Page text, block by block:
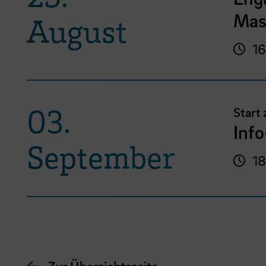
August
03.
September
Start